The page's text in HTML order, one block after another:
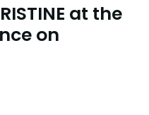
at the
on